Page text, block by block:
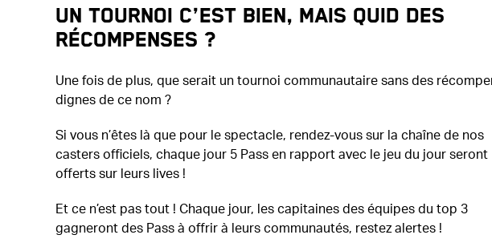
Un tournoi c’est bien, mais quid des
récompenses ?
Une fois de plus, que serait un tournoi communautaire sans des
dignes de ce nom ?
Si vous n’êtes là que pour le spectacle, rendez-vous sur la chaîne de nos
casters officiels, chaque jour 5 Pass en rapport avec le jeu du jour seront
offerts sur leurs lives !
Et ce n’est pas tout ! Chaque jour, les capitaines des équipes du top 3
gagneront des Pass à offrir à leurs communautés, restez alertes !